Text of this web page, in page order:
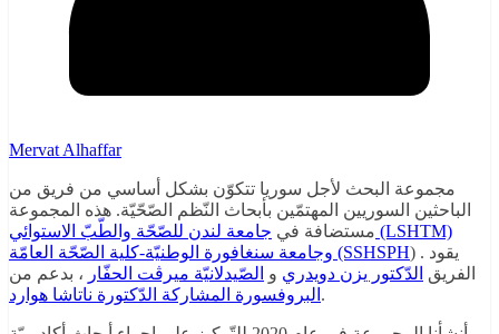
Mervat Alhaffar
مجموعة البحث لأجل سوريا تتكوّن بشكل أساسي من فريق من
الباحثين السوريين المهتمّين بأبحاث النّظم الصّحّيّة. هذه المجموعة
مستضافة في جامعة لندن للصّحّة والطّبّ الاستوائي (LSHTM)
وجامعة سنغافورة الوطنيّة-كلية الصّحّة العامّة (SSHSPH) . يقود
الفريق الدّكتور يزن دويدري و الصّيدلانيّة ميرڤت الحفّار ، بدعم من
البروفسورة المشاركة الدّكتورة ناتاشا هوارد .